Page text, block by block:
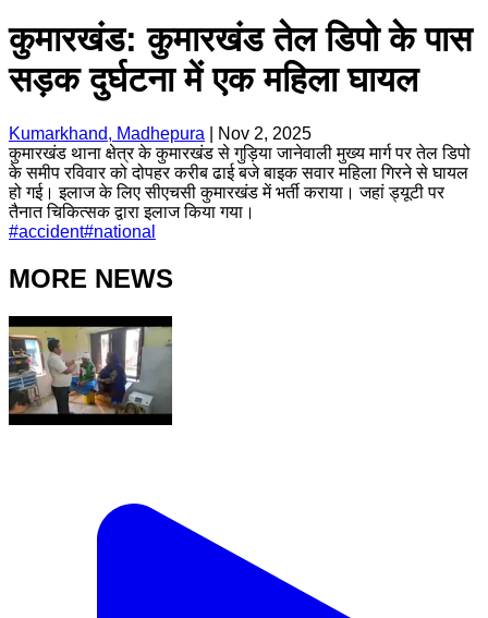
कुमारखंड: कुमारखंड तेल डिपो के पास
सड़क दुर्घटना में एक महिला घायल
Kumarkhand, Madhepura
Nov 2, 2025
कुमारखंड थाना क्षेत्र के कुमारखंड से गुड़िया जानेवाली मुख्य मार्ग पर तेल डिपो
के समीप रविवार को दोपहर करीब ढाई बजे बाइक सवार महिला गिरने से घायल
हो गई। इलाज के लिए सीएचसी कुमारखंड में भर्ती कराया। जहां ड्यूटी पर
तैनात चिकित्सक द्वारा इलाज किया गया।
#accident#national
MORE NEWS